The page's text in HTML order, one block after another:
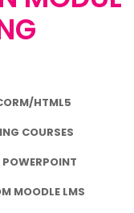
HTML5
COURSES
POWERPOINT
MOODLE LMS